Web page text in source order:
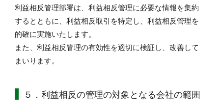
利益相反管理部署は、利益相反管理に必要な情報を集約
するとともに、利益相反取引を特定し、利益相反管理を
的確に実施いたします。
また、利益相反管理の有効性を適切に検証し、改善して
まいります。
５．利益相反の管理の対象となる会社の範囲